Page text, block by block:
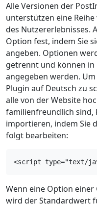
Alle Versionen der
unterstützen eine
des Nutzererlebnisses.
Option fest, indem Sie
angeben. Optionen
getrennt und können
angegeben werden.
Plugin auf Deutsch zu
alle von der Website
familienfreundlich sind,
importieren, indem Sie
folgt bearbeiten:
<script type="text/
Wenn eine Option
wird der Standardwert